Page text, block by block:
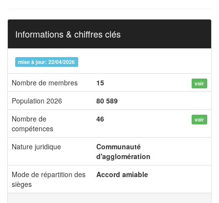
Informations & chiffres clés
mise à jour: 22/04/2026
Nombre de membres 15 voir
Population 2026
80 589
Nombre de
compétences
46 voir
Nature juridique
Communauté
d'agglomération
Mode de répartition des
sièges
Accord amiable